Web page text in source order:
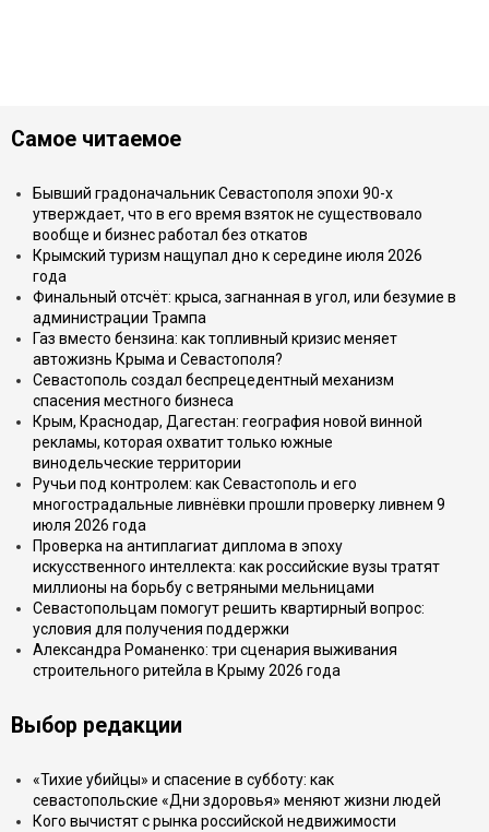
Самое читаемое
Бывший градоначальник Севастополя эпохи 90-х
утверждает, что в его время взяток не существовало
вообще и бизнес работал без откатов
Крымский туризм нащупал дно к середине июля 2026
года
Финальный отсчёт: крыса, загнанная в угол, или безумие в
администрации Трампа
Газ вместо бензина: как топливный кризис меняет
автожизнь Крыма и Севастополя?
Севастополь создал беспрецедентный механизм
спасения местного бизнеса
Крым, Краснодар, Дагестан: география новой винной
рекламы, которая охватит только южные
винодельческие территории
Ручьи под контролем: как Севастополь и его
многострадальные ливнёвки прошли проверку ливнем 9
июля 2026 года
Проверка на антиплагиат диплома в эпоху
искусственного интеллекта: как российские вузы тратят
миллионы на борьбу с ветряными мельницами
Севастопольцам помогут решить квартирный вопрос:
условия для получения поддержки
Александра Романенко: три сценария выживания
строительного ритейла в Крыму 2026 года
Выбор редакции
«Тихие убийцы» и спасение в субботу: как
севастопольские «Дни здоровья» меняют жизни людей
Кого вычистят с рынка российской недвижимости